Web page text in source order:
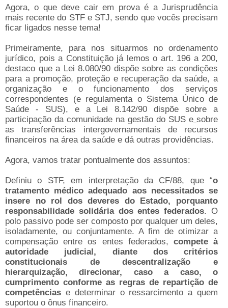
Agora, o que deve cair em prova é a Jurisprudência
mais recente do STF e STJ, sendo que vocês precisam
ficar ligados nesse tema!
Primeiramente, para nos situarmos no ordenamento
jurídico, pois a Constituição já lemos o art. 196 a 200,
destaco que a Lei 8.080/90 dispõe sobre as condições
para a promoção, proteção e recuperação da saúde, a
organização e o funcionamento dos serviços
correspondentes (e regulamenta o Sistema Único de
Saúde - SUS), e a Lei 8.142/90 dispõe sobre a
participação da comunidade na gestão do SUS e sobre
as transferências intergovernamentais de recursos
financeiros na área da saúde e dá outras providências.
Agora, vamos tratar pontualmente dos assuntos:
Definiu o STF, em interpretação da CF/88, que “o
tratamento médico adequado aos necessitados se
insere no rol dos deveres do Estado, porquanto
responsabilidade solidária dos entes federados. O
polo passivo pode ser composto por qualquer um deles,
isoladamente, ou conjuntamente. A fim de otimizar a
compensação entre os entes federados, compete à
autoridade judicial, diante dos critérios
constitucionais de descentralização e
hierarquização, direcionar, caso a caso, o
cumprimento conforme as regras de repartição de
competências e determinar o ressarcimento a quem
suportou o ônus financeiro.